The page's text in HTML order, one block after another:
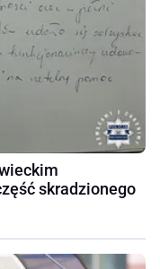
skradzionego